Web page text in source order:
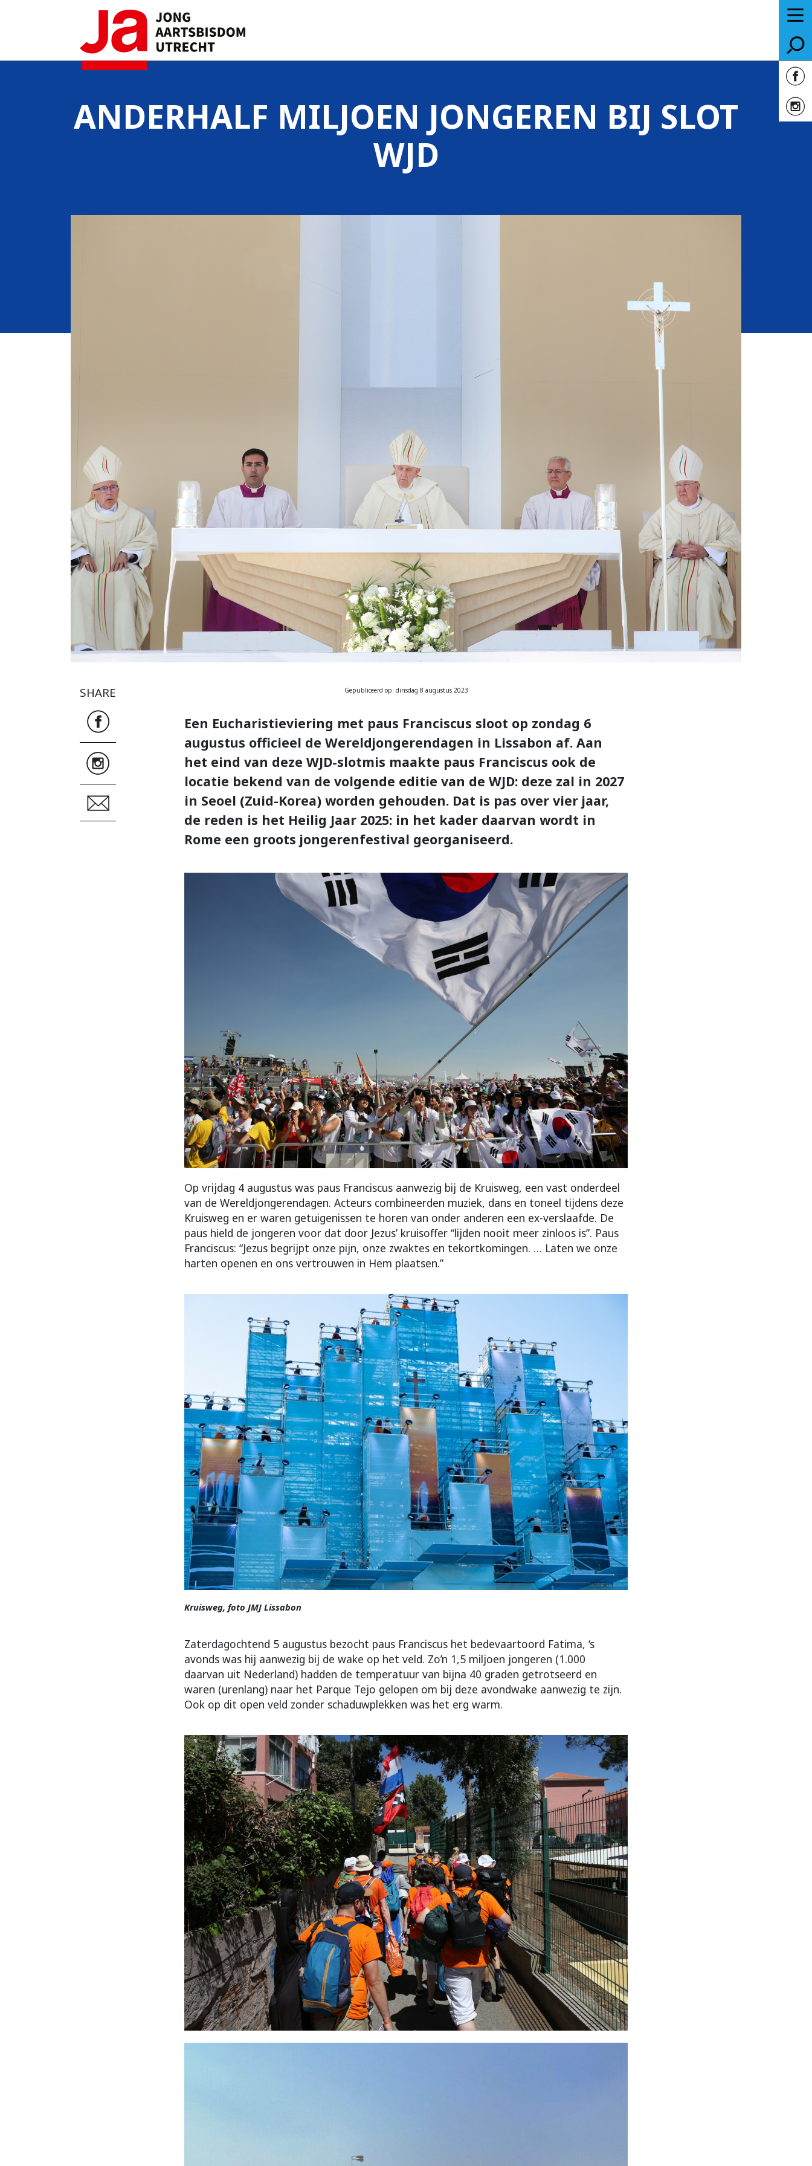
ANDERHALF MILJOEN JONGEREN BIJ SLOT
WJD
SHARE Gepubliceerd op: dinsdag 8 augustus 2023
Een Eucharistieviering met paus Franciscus sloot op zondag 6
augustus officieel de Wereldjongerendagen in Lissabon af. Aan
het eind van deze WJD-slotmis maakte paus Franciscus ook de
locatie bekend van de volgende editie van de WJD: deze zal in 2027
in Seoel (Zuid-Korea) worden gehouden. Dat is pas over vier jaar,
de reden is het Heilig Jaar 2025: in het kader daarvan wordt in
Rome een groots jongerenfestival georganiseerd.
Op vrijdag 4 augustus was paus Franciscus aanwezig bij de Kruisweg, een vast onderdeel
van de Wereldjongerendagen. Acteurs combineerden muziek, dans en toneel tijdens deze
Kruisweg en er waren getuigenissen te horen van onder anderen een ex-verslaafde. De
paus hield de jongeren voor dat door Jezus’ kruisoffer “lijden nooit meer zinloos is”. Paus
Franciscus: “Jezus begrijpt onze pijn, onze zwaktes en tekortkomingen. … Laten we onze
harten openen en ons vertrouwen in Hem plaatsen.”
Kruisweg, foto JMJ Lissabon
Zaterdagochtend 5 augustus bezocht paus Franciscus het bedevaartoord Fatima, ‘s
avonds was hij aanwezig bij de wake op het veld. Zo’n 1,5 miljoen jongeren (1.000
daarvan uit Nederland) hadden de temperatuur van bijna 40 graden getrotseerd en
waren (urenlang) naar het Parque Tejo gelopen om bij deze avondwake aanwezig te zijn.
Ook op dit open veld zonder schaduwplekken was het erg warm.